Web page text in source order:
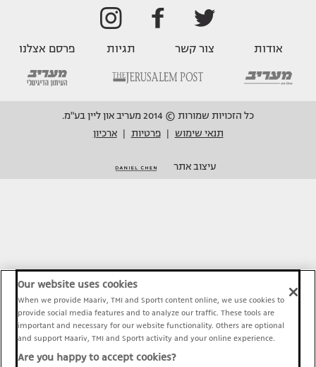
אודות צור קשר תגיות פרסם אצלנו
כל הזכויות שמורות © 2014 מעריב און ליין בע"מ.
תנאי שימוש
פרטיות ארכיון
עיצוב אתר
Our website uses cookies
When we provide Maariv, TMI and Sport1 content online, we use cookies to
provide social media features and to analyze our traffic. These tools are
important and necessary for our website functionality. Others are optional
and support Maariv, TMI and Sport1 activity and your online experience.
Are you happy to accept cookies?